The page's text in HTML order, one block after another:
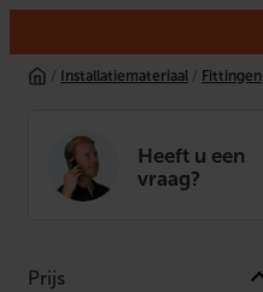
naar / Installatiemateriaal / Fittingen
Heeft u een
vraag?
Prijs